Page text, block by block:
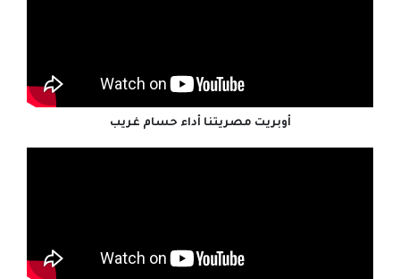
أوبريت مصريتنا أداء حسام غريب